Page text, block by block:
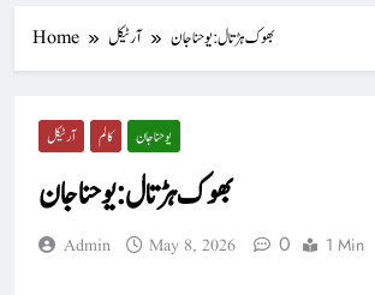
Home آرٹیکل بھوک ہڑتال : یوحناجان
آرٹیکل کالم یوحنا جان
بھوک ہڑتال : یوحناجان
Admin May 8, 2026 0 1 Min